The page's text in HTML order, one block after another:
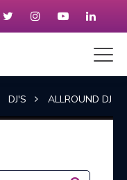
DJ'S ALLROUND DJ